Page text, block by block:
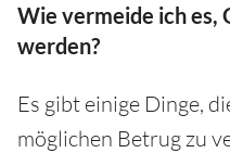
Wie vermeide ich es,
werden?
Es gibt einige Dinge,
möglichen Betrug zu